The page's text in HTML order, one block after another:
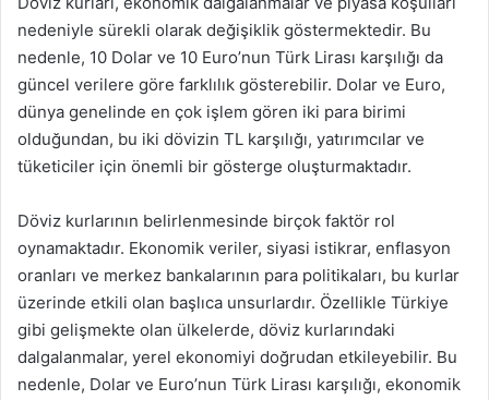
nedeniyle sürekli olarak değişiklik göstermektedir. Bu
nedenle, 10 Dolar ve 10 Euro’nun Türk Lirası karşılığı da
güncel verilere göre farklılık gösterebilir. Dolar ve Euro,
dünya genelinde en çok işlem gören iki para birimi
olduğundan, bu iki dövizin TL karşılığı, yatırımcılar ve
tüketiciler için önemli bir gösterge oluşturmaktadır.
Döviz kurlarının belirlenmesinde birçok faktör rol
oynamaktadır. Ekonomik veriler, siyasi istikrar, enflasyon
oranları ve merkez bankalarının para politikaları, bu kurlar
üzerinde etkili olan başlıca unsurlardır. Özellikle Türkiye
gibi gelişmekte olan ülkelerde, döviz kurlarındaki
dalgalanmalar, yerel ekonomiyi doğrudan etkileyebilir. Bu
nedenle, Dolar ve Euro’nun Türk Lirası karşılığı, ekonomik